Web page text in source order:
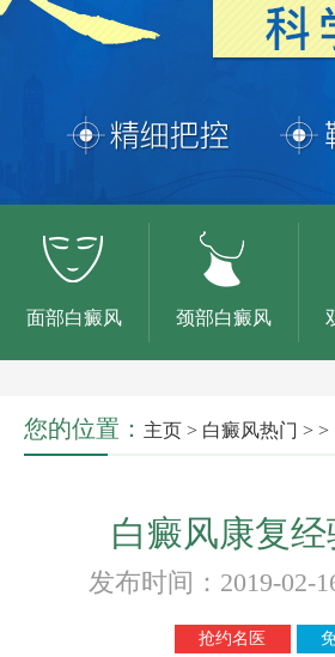
面部白癜风 颈部白癜风
您的位置： 主页 > 白癜风热门 > >
白癜风康复
发布时间：2019-02-
抢约名医